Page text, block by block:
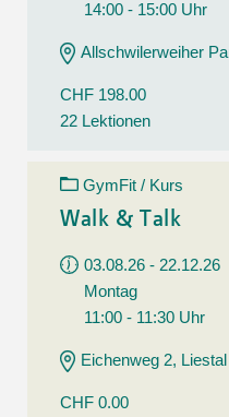
14:00 - 15:00 Uhr
Allschwilerweiher
CHF 198.00
22 Lektionen
GymFit / Kurs
Walk & Talk
03.08.26 - 22.12.26
Montag
11:00 - 11:30 Uhr
Eichenweg 2, Liestal
CHF 0.00